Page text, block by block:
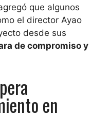
que algunos
el director Ayao
desde sus
de compromiso y
en